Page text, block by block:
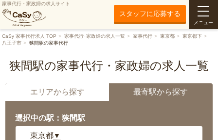
家事代行・家政婦の求人サイト
スタッフに応募する
メニュー
CaSy 家事代行求人 TOP 家事代行･家政婦の求人一覧 家事代行 東京都
東京都下
八王子市
狭間駅の家事代行
狭間駅の家事代行・家政婦の求人一覧
エリアから探す 最寄駅から探す
選択中の駅：狭間駅
東京都▼